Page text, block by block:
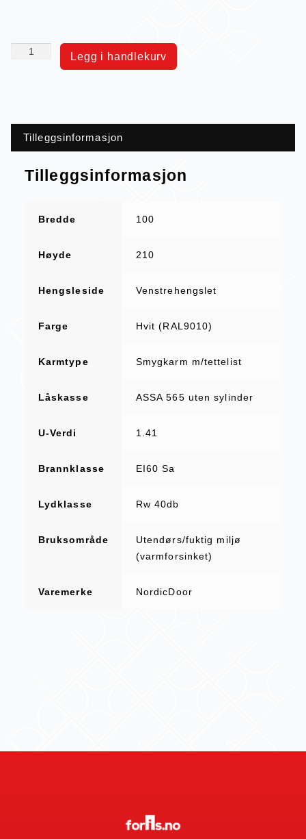
Legg i handlekurv
Tilleggsinformasjon
Tilleggsinformasjon
Bredde 100
Høyde 210
Hengsleside Venstrehengslet
Farge Hvit (RAL9010)
Karmtype Smygkarm m/tettelist
Låskasse ASSA 565 uten sylinder
U-Verdi 1.41
Brannklasse EI60 Sa
Lydklasse Rw 40db
Bruksområde
Utendørs/fuktig miljø
(varmforsinket)
Varemerke NordicDoor